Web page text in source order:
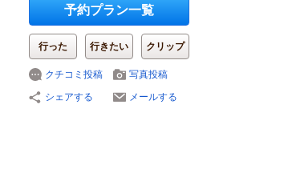
予約プラン一覧
行った 行きたい クリップ
クチコミ投稿
写真投稿
シェアする
メールする